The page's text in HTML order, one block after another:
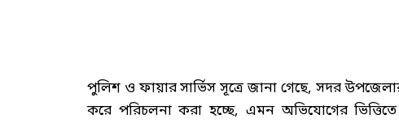
পুলিশ ও ফায়ার সার্ভিস সূত্রে জানা গেছে, সদর
করে পরিচলনা করা হচ্ছে, এমন অভিযোগের